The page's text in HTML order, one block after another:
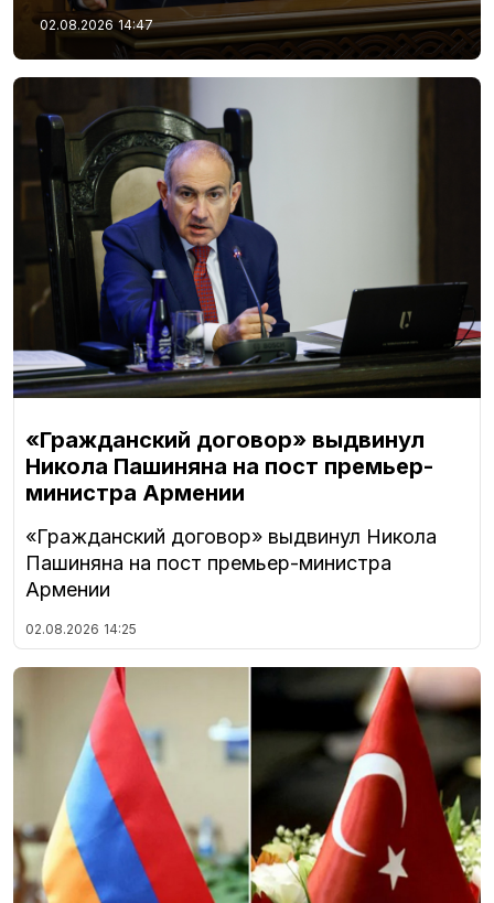
02.08.2026 14:47
«Гражданский договор» выдвинул
Никола Пашиняна на пост премьер-
министра Армении
«Гражданский договор» выдвинул Никола
Пашиняна на пост премьер-министра
Армении
02.08.2026 14:25